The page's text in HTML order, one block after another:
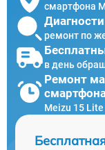
смартфона
ремонт по
в день
Ремонт
Meizu 15